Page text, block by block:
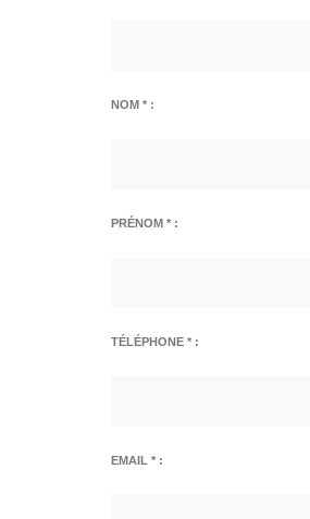
NOM * :
PRÉNOM * :
TÉLÉPHONE * :
EMAIL * :